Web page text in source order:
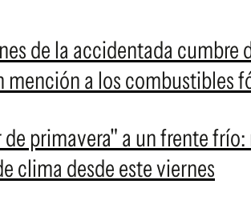
de la accidentada cumbre
mención a los combustibles
de primavera" a un frente
clima desde este viernes